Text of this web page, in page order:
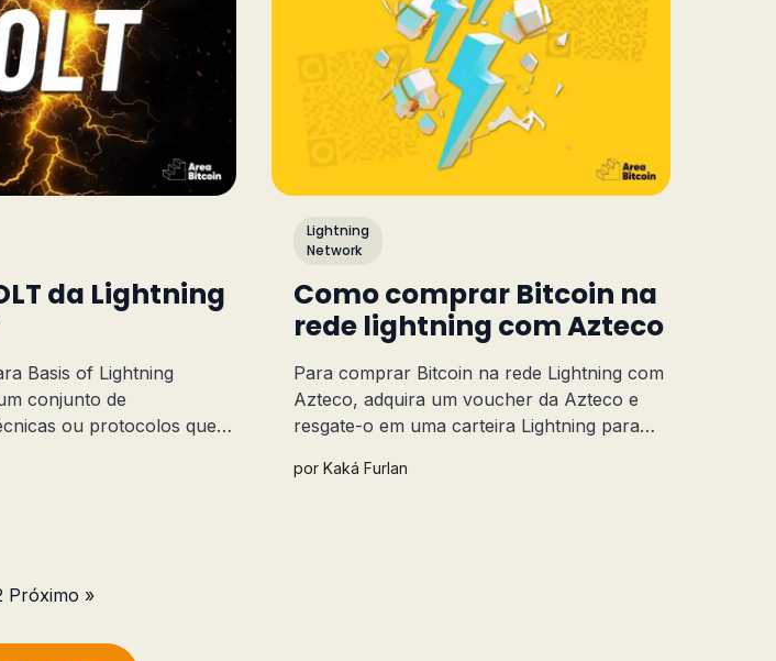
da Lightning
Basis of Lightning
conjunto de
ou protocolos que
Lightning Network.
Lightning
Network
Como comprar Bitcoin na
rede lightning com Azteco
Para comprar Bitcoin na rede Lightning com
Azteco, adquira um voucher da Azteco e
resgate-o em uma carteira Lightning para
com taxas baixas. Veja como fazer isso aqui!
porKaká Furlan
Próximo »